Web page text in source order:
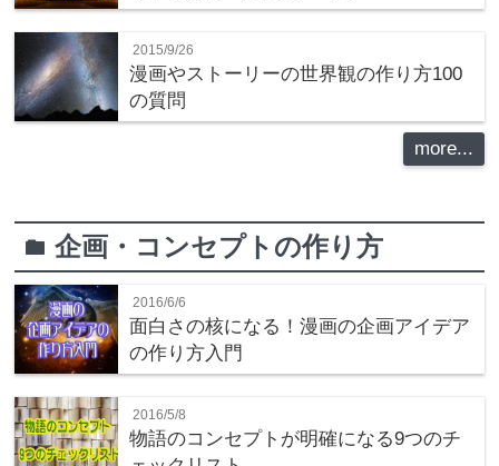
2015/9/26
漫画やストーリーの世界観の作り方100
の質問
more...
folder企画・コンセプトの作り方
2016/6/6
面白さの核になる！漫画の企画アイデア
の作り方入門
2016/5/8
物語のコンセプトが明確になる9つのチ